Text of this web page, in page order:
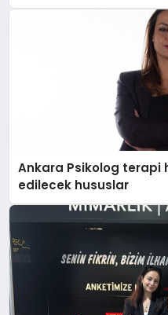
Ankara Psikolog terapi
edilecek hususlar